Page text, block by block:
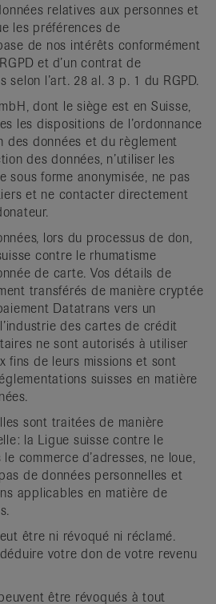
relatives aux personnes et
les préférences de
de nos intérêts conformément
et d’un contrat de
l’art. 28 al. 3 p. 1 du RGPD.
dont le siège est en Suisse,
les dispositions de l’ordonnance
des données et du règlement
des données, n’utiliser les
sous forme anonymisée, ne pas
et ne contacter directement
lors du processus de don,
contre le rhumatisme
de carte. Vos détails de
transférés de manière cryptée
Datatrans vers un
des cartes de crédit
ne sont autorisés à utiliser
fins de leurs missions et sont
suisses en matière
sont traitées de manière
la Ligue suisse contre le
commerce d’adresses, ne loue,
de données personnelles et
applicables en matière de
être ni révoqué ni réclamé.
votre don de votre revenu
être révoqués à tout